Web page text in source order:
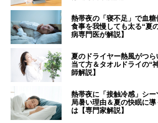
熱帯夜の「寝不足」で血
食事を我慢しても太る“夏
病専門医が解説】
夏のドライヤー熱風がつ
当て方＆タオルドライの“
師解説】
熱帯夜に「接触冷感」シ
局暑い理由＆夏の快眠に導
は【専門家解説】